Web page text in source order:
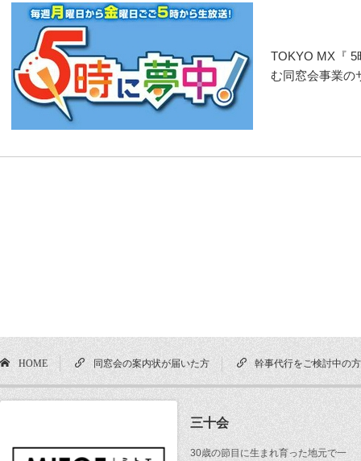
TOKYO MX『 5
む同窓会事業の
HOME 同窓会の案内状が届いた方 幹事代行をご検討中の方
三十会
30歳の節目に生まれ育った地元で一